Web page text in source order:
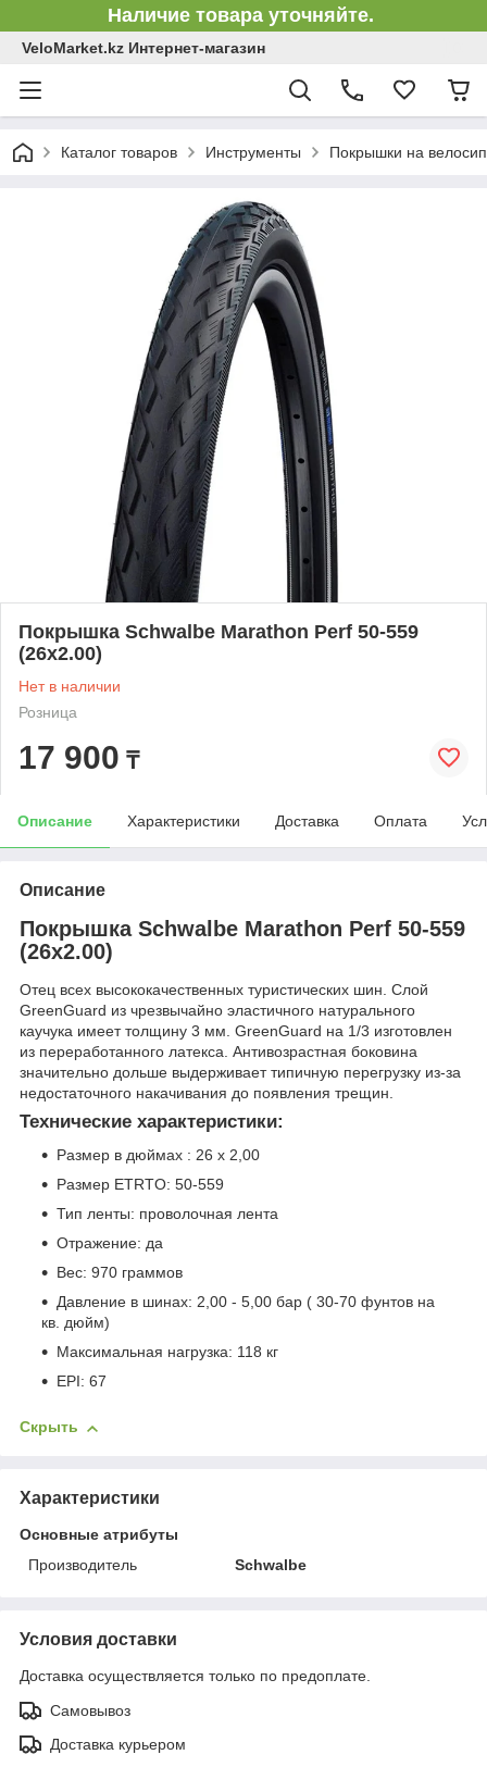
Наличие товара уточняйте.
VeloMarket.kz Интернет-магазин
Каталог товаров Инструменты Покрышки на
Покрышка Schwalbe Marathon Perf 50-559
(26x2.00)
Нет в наличии
Розница
17 900 ₸
Описание Характеристики Доставка Оплата
Описание
Покрышка Schwalbe Marathon Perf 50-559
(26x2.00)
Отец всех высококачественных туристических шин. Слой
GreenGuard из чрезвычайно эластичного натурального
каучука имеет толщину 3 мм. GreenGuard на 1/3 изготовлен
из переработанного латекса. Антивозрастная боковина
значительно дольше выдерживает типичную перегрузку из-за
недостаточного накачивания до появления трещин.
Технические характеристики:
Размер в дюймах : 26 x 2,00
Размер ETRTO: 50-559
Тип ленты: проволочная лента
Отражение: да
Вес: 970 граммов
Давление в шинах: 2,00 - 5,00 бар ( 30-70 фунтов на
кв. дюйм)
Максимальная нагрузка: 118 кг
EPI: 67
Скрыть
Характеристики
Основные атрибуты
Производитель
Schwalbe
Условия доставки
Доставка осуществляется только по предоплате.
Самовывоз
Доставка курьером